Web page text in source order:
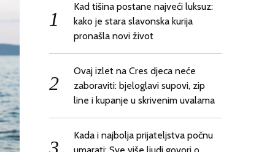
Kad tišina postane najveći luksuz:
kako je stara slavonska kurija
pronašla novi život
Ovaj izlet na Cres djeca neće
zaboraviti: bjeloglavi supovi, zip
line i kupanje u skrivenim uvalama
Kada i najbolja prijateljstva počnu